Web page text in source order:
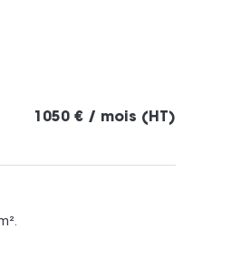
1050 € / mois (HT)